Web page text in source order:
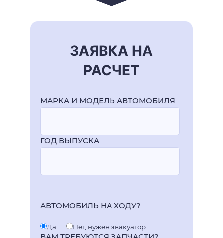
ЗАЯВКА НА
РАСЧЕТ
МАРКА И МОДЕЛЬ АВТОМОБИЛЯ
ГОД ВЫПУСКА
АВТОМОБИЛЬ НА ХОДУ?
Да Нет, нужен эвакуатор